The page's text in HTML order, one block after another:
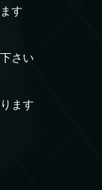
す
さい
ます